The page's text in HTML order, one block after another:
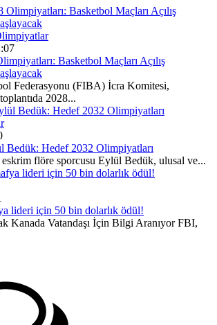
Basketbol Maçları Açılış
Federasyonu (FIBA) İcra Komitesi,
2028...
Bedük: Hedef 2032 Olimpiyatları
flöre sporcusu Eylül Bedük, ulusal ve...
lideri için 50 bin dolarlık ödül!
Kanada Vatandaşı İçin Bilgi Aranıyor FBI,